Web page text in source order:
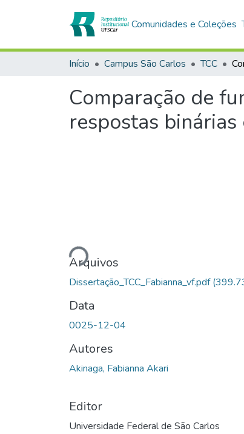
Comunidades e Coleções
Início Campus São Carlos TCC
Comparação de
respostas
Carregando...
Arquivos
Dissertação_TCC_Fabianna_vf.pdf
Data
0025-12-04
Autores
Akinaga, Fabianna Akari
Editor
Universidade Federal de São Carlos